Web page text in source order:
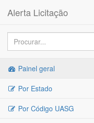
Alerta Licitação
Painel geral
Por Estado
Por Código UASG